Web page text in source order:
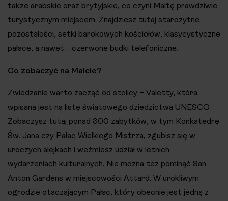
także arabskie oraz brytyjskie, co czyni Maltę prawdziwie
turystycznym miejscem. Znajdziesz tutaj starożytne
pozostałości, setki barokowych kościołów, klasycystyczne
pałace, a nawet… czerwone budki telefoniczne.
Co zobaczyć na Malcie?
Zwiedzanie warto zacząć od stolicy – Valetty, która
wpisana jest na listę światowego dziedzictwa UNESCO.
Zobaczysz tutaj ponad 300 zabytków, w tym Konkatedrę
Św. Jana czy Pałac Wielkiego Mistrza, zgubisz się w
uroczych alejkach i weźmiesz udział w letnich
wydarzeniach kulturalnych. Nie można też pominąć San
Anton Gardens w miejscowości Attard. W urokliwym
ogrodzie otaczającym Pałac, który obecnie jest jedną z